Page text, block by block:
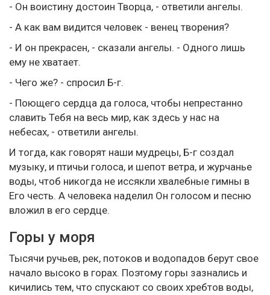
- Он воистину достоин Творца, - ответили ангелы.
- А как вам видится человек - венец творения?
- И он прекрасен, - сказали ангелы. - Одного лишь
ему не хватает.
- Чего же? - спросил Б-г.
- Поющего сердца да голоса, чтобы непрестанно
славить Тебя на весь мир, как здесь у нас на
небесах, - ответили ангелы.
И тогда, как говорят наши мудрецы, Б-г создал
музыку, и птичьи голоса, и шепот ветра, и журчанье
воды, чтоб никогда не иссякли хвалебные гимны в
Его честь. А человека наделил Он голосом и песню
вложил в его сердце.
Горы у моря
Тысячи ручьев, рек, потоков и водопадов берут свое
начало высоко в горах. Поэтому горы зазнались и
кичились тем, что спускают со своих хребтов воды,